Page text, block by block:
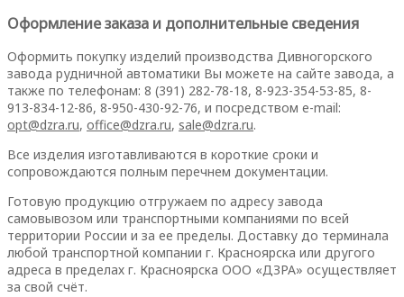
Оформление заказа и дополнительные сведения
Оформить покупку изделий производства Дивногорского
завода рудничной автоматики Вы можете на сайте завода, а
также по телефонам: 8 (391) 282-78-18, 8-923-354-53-85, 8-
913-834-12-86, 8-950-430-92-76, и посредством e-mail:
opt@dzra.ru, office@dzra.ru, sale@dzra.ru.
Все изделия изготавливаются в короткие сроки и
сопровождаются полным перечнем документации.
Готовую продукцию отгружаем по адресу завода
самовывозом или транспортными компаниями по всей
территории России и за ее пределы. Доставку до терминала
любой транспортной компании г. Красноярска или другого
адреса в пределах г. Красноярска ООО «ДЗРА» осуществляет
за свой счёт.